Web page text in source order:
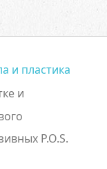
и пластика
и
P.O.S.